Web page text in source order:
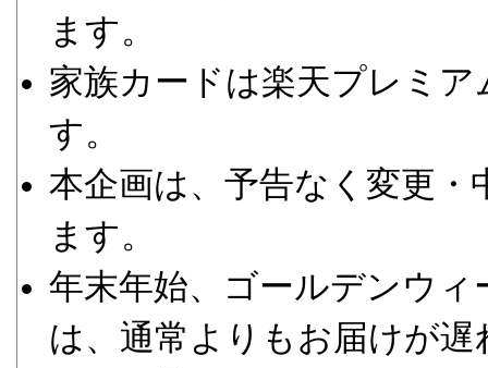
ます。
家族カードは楽天プレミ
す。
本企画は、予告なく変更
ます。
年末年始、ゴールデンウ
は、通常よりもお届けが